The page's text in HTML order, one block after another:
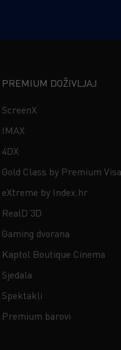
PREMIUM DOŽIVLJAJ
ScreenX
IMAX
4DX
Gold Class by Premium Visa
eXtreme by Index.hr
RealD 3D
Gaming dvorana
Kaptol Boutique Cinema
Sjedala
Spektakli
Premium barovi